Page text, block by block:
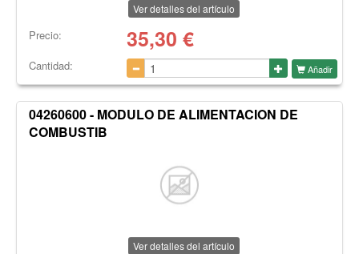
Ver detalles del artículo
Precio: 35,30 €
Cantidad: Añadir
04260600 - MODULO DE ALIMENTACION DE
COMBUSTIB
Ver detalles del artículo